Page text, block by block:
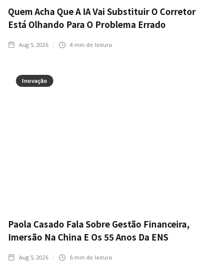
Quem Acha Que A IA Vai Substituir O Corretor
Está Olhando Para O Problema Errado
Aug 5, 2026 4 min de leitura
Inovação
Paola Casado Fala Sobre Gestão Financeira,
Imersão Na China E Os 55 Anos Da ENS
Aug 5, 2026 6 min de leitura